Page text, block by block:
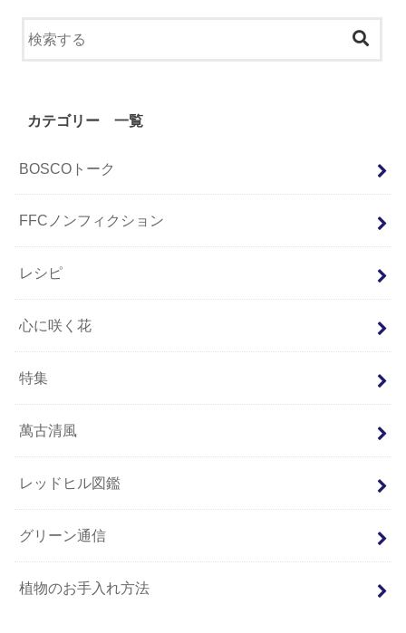
カテゴリー 一覧
BOSCOトーク
FFCノンフィクション
レシピ
心に咲く花
特集
萬古清風
レッドヒル図鑑
グリーン通信
植物のお手入れ方法